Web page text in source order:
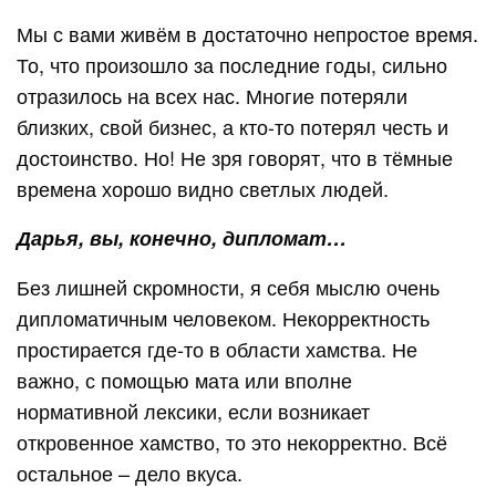
Мы с вами живём в достаточно непростое время.
То, что произошло за последние годы, сильно
отразилось на всех нас. Многие потеряли
близких, свой бизнес, а кто-то потерял честь и
достоинство. Но! Не зря говорят, что в тёмные
времена хорошо видно светлых людей.
Дарья, вы, конечно, дипломат…
Без лишней скромности, я себя мыслю очень
дипломатичным человеком. Некорректность
простирается где-то в области хамства. Не
важно, с помощью мата или вполне
нормативной лексики, если возникает
откровенное хамство, то это некорректно. Всё
остальное – дело вкуса.